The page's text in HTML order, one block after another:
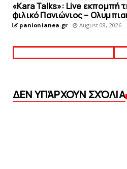
«Kara Talks»: Live εκπομπή
φιλικό Πανιώνιος –
panionianea.gr August 08, 2026
ΔΕΝ ΥΠΆΡΧΟΥΝ ΣΧΌΛΙΑ